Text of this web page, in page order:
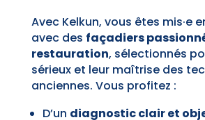
Avec Kelkun, vous êtes mis·e
avec des façadiers
restauration, sélectionnés
sérieux et leur maîtrise des
anciennes. Vous profitez :
D’un diagnostic clair et